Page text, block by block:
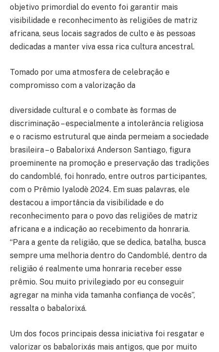
objetivo primordial do evento foi garantir mais
visibilidade e reconhecimento às religiões de matriz
africana, seus locais sagrados de culto e às pessoas
dedicadas a manter viva essa rica cultura ancestral.
Tomado por uma atmosfera de celebração e
compromisso com a valorização da
diversidade cultural e o combate às formas de
discriminação – especialmente a intolerância religiosa
e o racismo estrutural que ainda permeiam a sociedade
brasileira – o Babalorixá Anderson Santiago, figura
proeminente na promoção e preservação das tradições
do candomblé, foi honrado, entre outros participantes,
com o Prêmio Iyalodè 2024. Em suas palavras, ele
destacou a importância da visibilidade e do
reconhecimento para o povo das religiões de matriz
africana e a indicação ao recebimento da honraria.
“Para a gente da religião, que se dedica, batalha, busca
sempre uma melhoria dentro do Candomblé, dentro da
religião é realmente uma honraria receber esse
prêmio. Sou muito privilegiado por eu conseguir
agregar na minha vida tamanha confiança de vocês”,
ressalta o babalorixá.
Um dos focos principais dessa iniciativa foi resgatar e
valorizar os babalorixás mais antigos, que por muito